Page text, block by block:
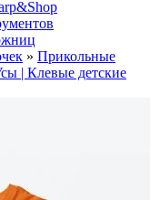
» Прикольные
| Клевые детские